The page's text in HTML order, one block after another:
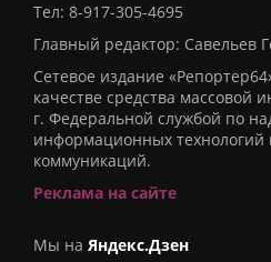
Тел: 8-917-305-4695
Главный редактор: Савельев
Сетевое издание
качестве средства
г. Федеральной службой по
информационных технологий
коммуникаций.
Реклама на сайте
Мы на Яндекс.Дзен